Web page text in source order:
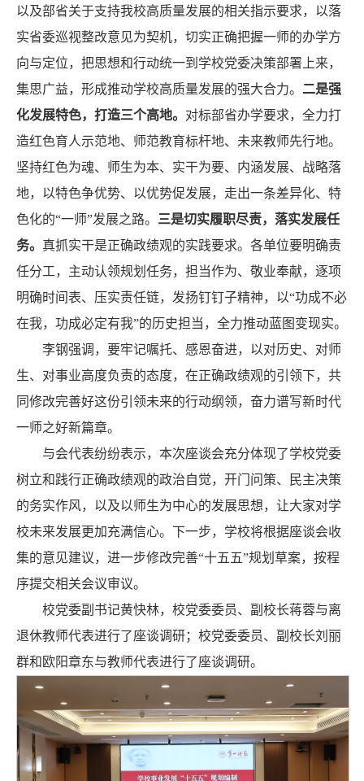
以及部省关于支持我校高质量发展的相关指示要求，以落
实省委巡视整改意见为契机，切实正确把握一师的办学方
向与定位，把思想和行动统一到学校党委决策部署上来，
集思广益，形成推动学校高质量发展的强大合力。 二是强
化发展特色， 打造三个高地。 对标部省办学要求，全力打
造红色育人示范地、师范教育标杆地、未来教师先行地。
坚持红色为魂、师生为本、实干为要、内涵发展、战略落
地，以特色争优势、以优势促发展，走出一条差异化、特
色化的“一师”发展之路。 三是切实履职尽责， 落实发展任
务。 真抓实干是正确政绩观的实践要求。各单位要明确责
任分工，主动认领规划任务，担当作为、敬业奉献，逐项
明确时间表、压实责任链，发扬钉钉子精神，以“功成不必
在我，功成必定有我”的历史担当，全力推动蓝图变现实。
李钢强调，要牢记嘱托、感恩奋进，以对历史、对师
生、对事业高度负责的态度，在正确政绩观的引领下，共
同修改完善好这份引领未来的行动纲领，奋力谱写新时代
一师之好新篇章。
与会代表纷纷表示，本次座谈会充分体现了学校党委
树立和践行正确政绩观的政治自觉，开门问策、民主决策
的务实作风，以及以师生为中心的发展思想，让大家对学
校未来发展更加充满信心。下一步，学校将根据座谈会收
集的意见建议，进一步修改完善“十五五”规划草案，按程
序提交相关会议审议。
校党委副书记黄快林，校党委委员、副校长蒋蓉与离
退休教师代表进行了座谈调研；校党委委员、副校长刘丽
群和欧阳章东与教师代表进行了座谈调研。